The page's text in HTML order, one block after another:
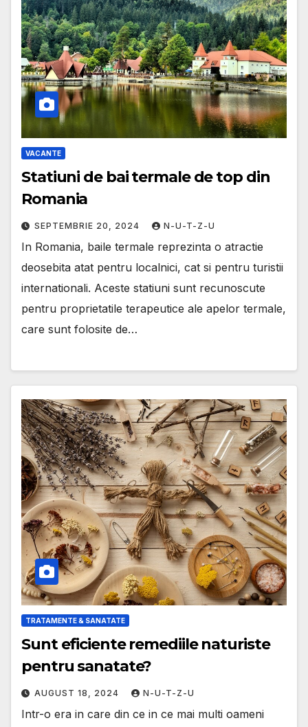
VACANTE
Statiuni de bai termale de top din
Romania
SEPTEMBRIE 20, 2024 N-U-T-Z-U
In Romania, baile termale reprezinta o atractie
deosebita atat pentru localnici, cat si pentru turistii
internationali. Aceste statiuni sunt recunoscute
pentru proprietatile terapeutice ale apelor termale,
care sunt folosite de…
TRATAMENTE & SANATATE
Sunt eficiente remediile naturiste
pentru sanatate?
AUGUST 18, 2024 N-U-T-Z-U
Intr-o era in care din ce in ce mai multi oameni